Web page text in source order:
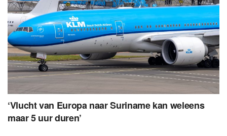
‘Vlucht van Europa naar Suriname kan weleens
maar 5 uur duren’